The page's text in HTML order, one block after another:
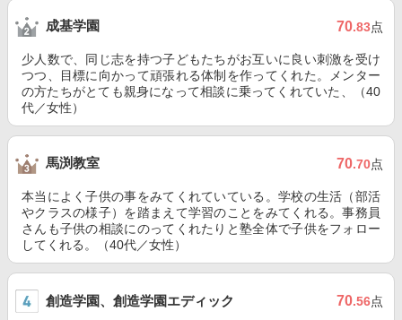
成基学園 70.83点
少人数で、同じ志を持つ子どもたちがお互いに良い刺激を受け
つつ、目標に向かって頑張れる体制を作ってくれた。メンター
の方たちがとても親身になって相談に乗ってくれていた、（40
代／女性）
馬渕教室 70.70点
本当によく子供の事をみてくれていている。学校の生活（部活
やクラスの様子）を踏まえて学習のことをみてくれる。事務員
さんも子供の相談にのってくれたりと塾全体で子供をフォロー
してくれる。（40代／女性）
創造学園、創造学園エディック 70.56点